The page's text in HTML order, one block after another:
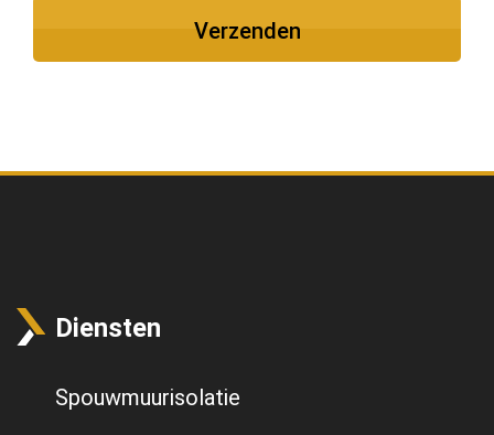
Diensten
Spouwmuurisolatie